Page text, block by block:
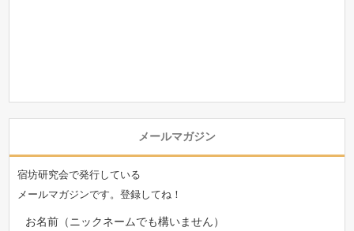
メールマガジン
宿坊研究会で発行している
メールマガジンです。登録してね！
お名前（ニックネームでも構いません）